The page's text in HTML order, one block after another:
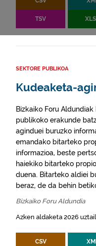
TSV
SEKTORE PUBLIKOA
Kudeaketa-
Bizkaiko Foru
publikoko erakunde
aginduei buruzko
emandako bitarteko
informazioa, beste
haiekiko bitarteko
duena. Bitarteko aldiei
beraz, de da behin
Bizkaiko Foru Aldundia
Azken aldaketa 2026
CSV